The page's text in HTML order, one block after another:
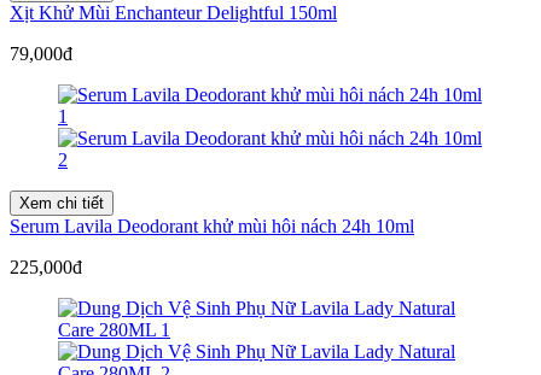
Xịt Khử Mùi Enchanteur Delightful 150ml
79,000đ
Xem chi tiết
Serum Lavila Deodorant khử mùi hôi nách 24h 10ml
225,000đ